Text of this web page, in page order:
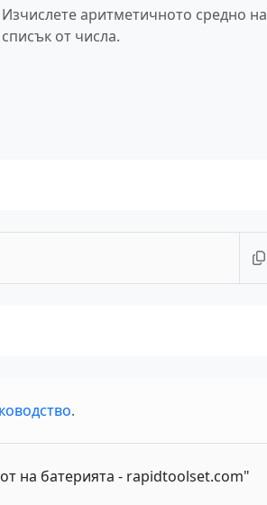
Изчислете аритметичното средно на
списък от числа.
.